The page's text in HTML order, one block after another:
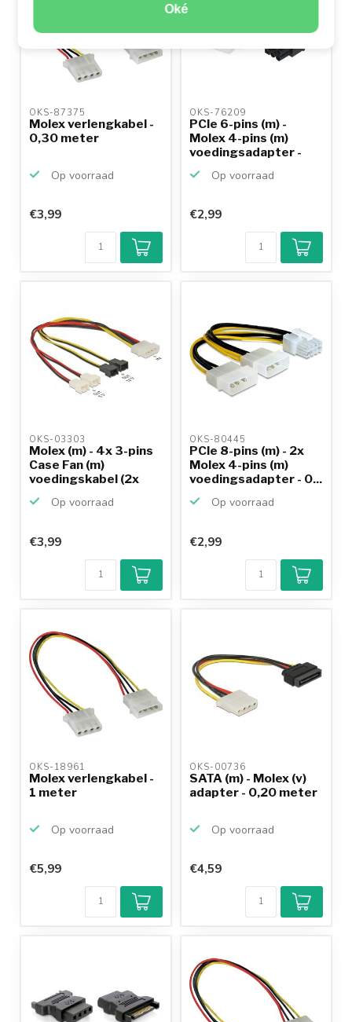
Oké
OKS-87375
Molex verlengkabel -
0,30 meter
Op voorraad
€3,99
OKS-76209
PCIe 6-pins (m) -
Molex 4-pins (m)
voedingsadapter -
Op voorraad
€2,99
OKS-03303
Molex (m) - 4x 3-pins
Case Fan (m)
voedingskabel (2x
Op voorraad
€3,99
OKS-80445
PCIe 8-pins (m) - 2x
Molex 4-pins (m)
voedingsadapter - 0...
Op voorraad
€2,99
OKS-18961
Molex verlengkabel -
1 meter
Op voorraad
€5,99
OKS-00736
SATA (m) - Molex (v)
adapter - 0,20 meter
Op voorraad
€4,59